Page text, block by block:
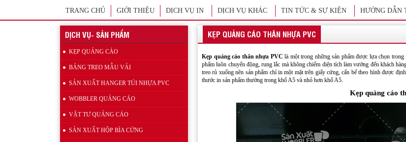
TRANG CHỦ GIỚI THIỆU DỊCH VỤ IN DỊCH VỤ KHÁC TIN TỨC & SỰ KIỆN HƯỚNG DẪN
KẸP QUẢNG CÁO THÂN NHỰA PVC
Kẹp quảng cáo thân nhựa PVC là một trong những sản phẩm được lựa chọn trong
phẩm luôn chuyển động, rung lắc mà không chiếm diện tích làm vướng đến khách
treo rủ xuống nên sản phẩm chỉ in một mặt trên giấy cứng, cấn bế theo hình được
thước in sản phẩm thường trong khổ A5 và nhỏ hơn khổ A5.
Kẹp quảng cáo
DỊCH VỤ- SẢN PHẨM
KẸP QUẢNG CÁO
BẢNG TREO MẪU VẢI
SẢN XUẤT HANGER TÚI NHỰA PVC
WOBBLER QUẢNG CÁO
VẬT TƯ QUẢNG CÁO
SẢN XUẤT HỘP BÌA CỨNG
Wobbler quảng cáo